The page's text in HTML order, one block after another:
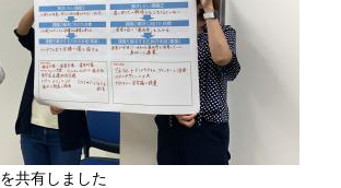
共有しました